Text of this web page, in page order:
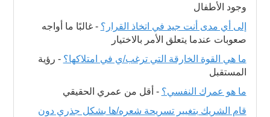
وجود الأطفال
إلى أي مدى أنت جيد في اتخاذ القرار؟ -غالبًا ما أواجه
صعوبات عندما يتعلق الأمر بالاختيار
ما هي القوة الخارقة التي ترغب/ي في امتلاكها؟ - رؤية
المستقبل
ما هو عمرك النفسي؟ - أقل من عمري الحقيقي
قام الشريك بتغيير تسريحة شعره/ها بشكل جذري دون